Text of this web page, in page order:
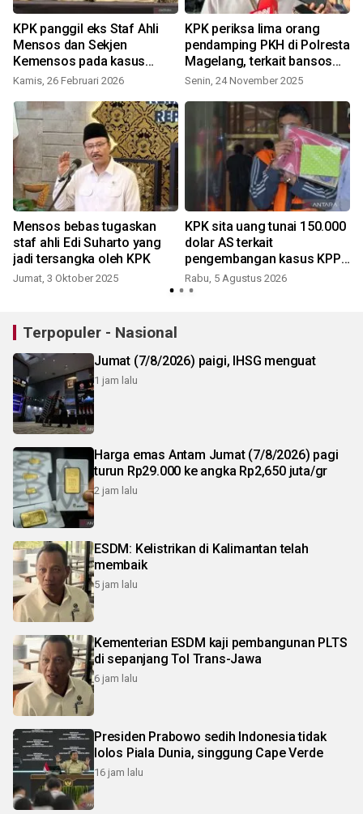
KPK panggil eks Staf Ahli
Mensos dan Sekjen
Kemensos pada kasus
bansos
Kamis, 26 Februari 2026
KPK periksa lima orang
pendamping PKH di Polresta
Magelang, terkait bansos
beras
Senin, 24 November 2025
Mensos bebas tugaskan
staf ahli Edi Suharto yang
jadi tersangka oleh KPK
Jumat, 3 Oktober 2025
KPK sita uang tunai 150.000
dolar AS terkait
pengembangan kasus KPP
Banjarmasin
Rabu, 5 Agustus 2026
Terpopuler - Nasional
Jumat (7/8/2026) paigi, IHSG menguat
1 jam lalu
Harga emas Antam Jumat (7/8/2026) pagi
turun Rp29.000 ke angka Rp2,650 juta/gr
2 jam lalu
ESDM: Kelistrikan di Kalimantan telah
membaik
5 jam lalu
Kementerian ESDM kaji pembangunan PLTS
di sepanjang Tol Trans-Jawa
6 jam lalu
Presiden Prabowo sedih Indonesia tidak
lolos Piala Dunia, singgung Cape Verde
16 jam lalu